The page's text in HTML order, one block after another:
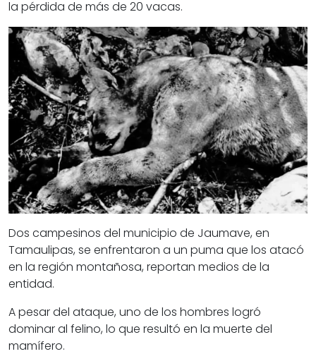
la pérdida de más de 20 vacas.
Dos campesinos del municipio de Jaumave, en
Tamaulipas, se enfrentaron a un puma que los atacó
en la región montañosa, reportan medios de la
entidad.
A pesar del ataque, uno de los hombres logró
dominar al felino, lo que resultó en la muerte del
mamífero.